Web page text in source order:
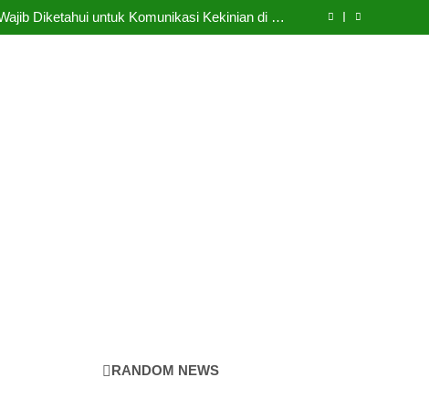
Diketahui untuk Komunikasi Kekinian di EF
EFEKTA English for Adults
LABKESMAS BERKARYA & BERDAYA
RANDOM NEWS